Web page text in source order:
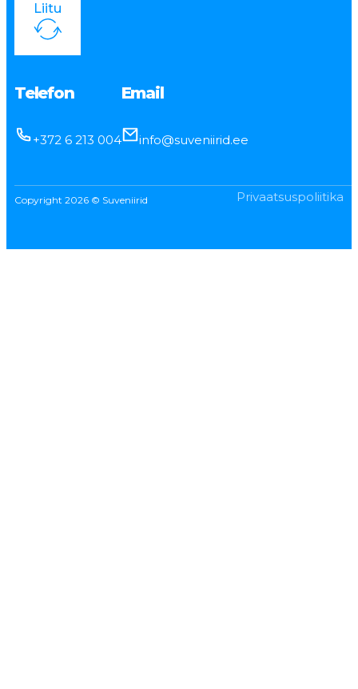
Liitu
Telefon
+372 6 213 004
Email
info@suveniirid.ee
Copyright 2026 © Suveniirid Privaatsuspoliitika